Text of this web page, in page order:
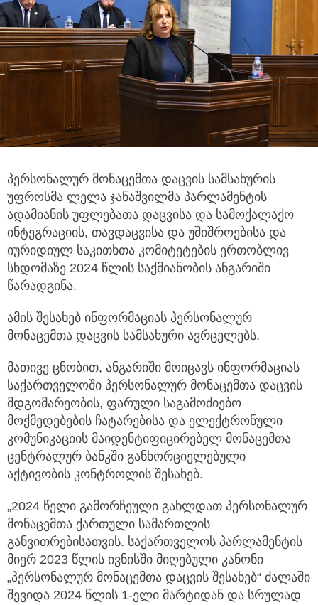
პერსონალურ მონაცემთა დაცვის სამსახურის
უფროსმა ლელა ჯანაშვილმა პარლამენტის
ადამიანის უფლებათა დაცვისა და სამოქალაქო
ინტეგრაციის, თავდაცვისა და უშიშროებისა და
იურიდიულ საკითხთა კომიტეტების ერთობლივ
სხდომაზე 2024 წლის საქმიანობის ანგარიში
წარადგინა.
ამის შესახებ ინფორმაციას პერსონალურ
მონაცემთა დაცვის სამსახური ავრცელებს.
მათივე ცნობით, ანგარიში მოიცავს ინფორმაციას
საქართველოში პერსონალურ მონაცემთა დაცვის
მდგომარეობის, ფარული საგამოძიებო
მოქმედებების ჩატარებისა და ელექტრონული
კომუნიკაციის მაიდენტიფიცირებელ მონაცემთა
ცენტრალურ ბანკში განხორციელებული
აქტივობის კონტროლის შესახებ.
„2024 წელი გამორჩეული გახლდათ პერსონალურ
მონაცემთა ქართული სამართლის
განვითრებისათვის. საქართველოს პარლამენტის
მიერ 2023 წლის ივნისში მიღებული კანონი
„პერსონალურ მონაცემთა დაცვის შესახებ“ ძალაში
შევიდა 2024 წლის 1-ელი მარტიდან და სრულად